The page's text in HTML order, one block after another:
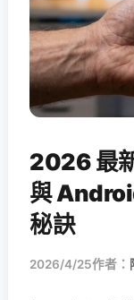
2026 最
與
秘訣
2026/4/25作者：